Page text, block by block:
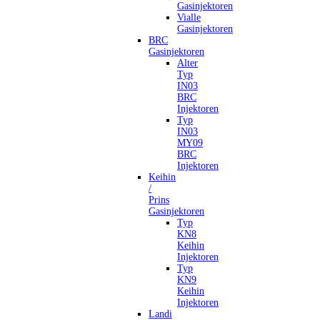
Gasinjektoren
Vialle
Gasinjektoren
BRC
Gasinjektoren
Alter
Typ
IN03
BRC
Injektoren
Typ
IN03
MY09
BRC
Injektoren
Keihin
/
Prins
Gasinjektoren
Typ
KN8
Keihin
Injektoren
Typ
KN9
Keihin
Injektoren
Landi